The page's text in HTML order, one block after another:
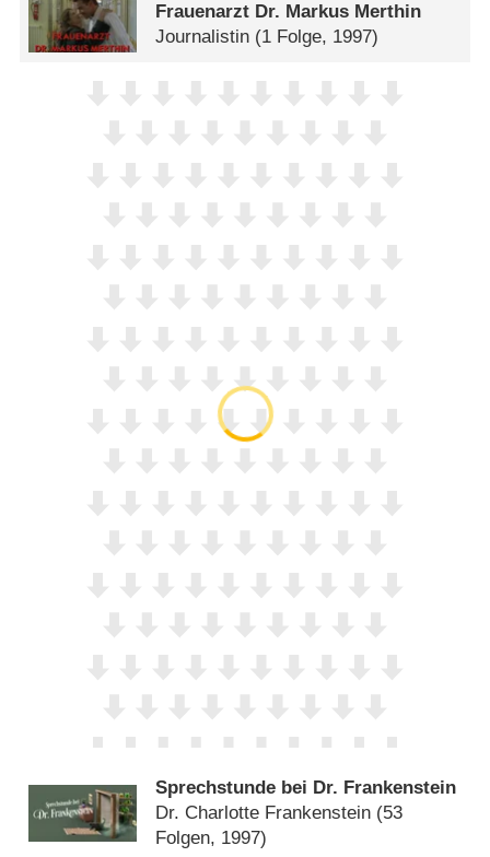
Frauenarzt Dr. Markus Merthin
Journalistin (1 Folge, 1997)
Sprechstunde bei Dr. Frankenstein
Dr. Charlotte Frankenstein (53
Folgen, 1997)